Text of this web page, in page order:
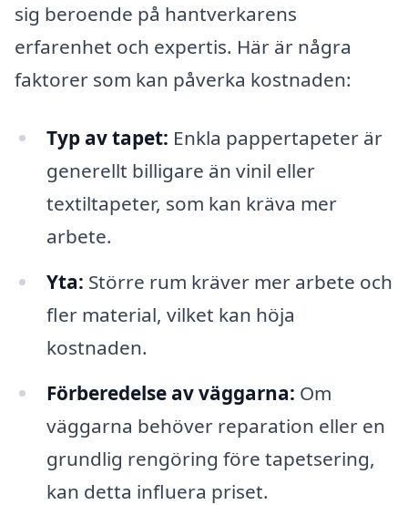
sig beroende på hantverkarens
erfarenhet och expertis. Här är några
faktorer som kan påverka kostnaden:
Typ av tapet: Enkla pappertapeter är
generellt billigare än vinil eller
textiltapeter, som kan kräva mer
arbete.
Yta: Större rum kräver mer arbete och
fler material, vilket kan höja
kostnaden.
Förberedelse av väggarna: Om
väggarna behöver reparation eller en
grundlig rengöring före tapetsering,
kan detta influera priset.